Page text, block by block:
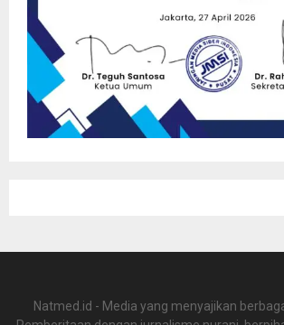
Natmed.id - Media yang menyajikan